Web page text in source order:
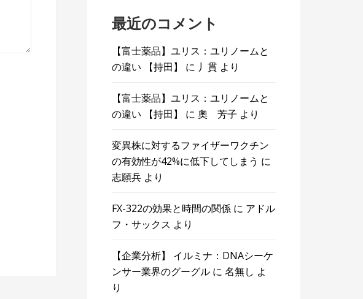
最近のコメント
【富士薬品】ユリス：ユリノームと
の違い 【持田】
に 丿貫 より
【富士薬品】ユリス：ユリノームと
の違い 【持田】
に奧 芳子 より
変異株に対するファイザーワクチン
の有効性が42%に低下してしまう に
志願兵 より
FX-322の効果と時間の関係 に アドル
フ・サックス より
【企業分析】 イルミナ：DNAシーケ
ンサー業界のグーグル に名無し よ
り